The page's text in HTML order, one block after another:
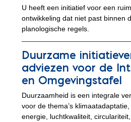
U heeft een initiatief voor een
ontwikkeling dat niet past binnen
planologische regels.
Duurzame
adviezen voor de
en Omgevingstafel
Duurzaamheid is een integrale
voor de thema’s klimaatadaptatie,
energie, luchtkwaliteit,